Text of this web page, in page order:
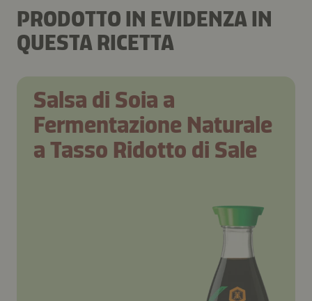
PRODOTTO IN EVIDENZA IN
QUESTA RICETTA
Salsa di Soia a
Fermentazione Naturale
a Tasso Ridotto di Sale